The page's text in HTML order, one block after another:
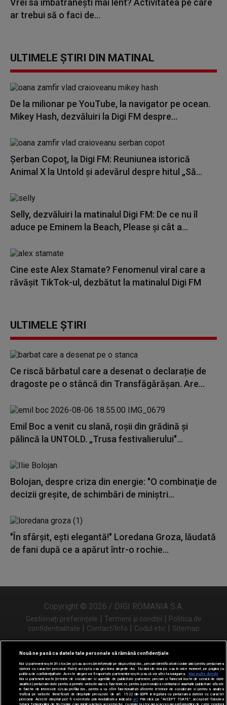
Vrei să îmbătrânești mai lent? Activitatea pe care
ar trebui să o faci de...
ULTIMELE ȘTIRI DIN MATINAL
De la milionar pe YouTube, la navigator pe ocean.
Mikey Hash, dezvăluiri la Digi FM despre...
Șerban Copoț, la Digi FM: Reuniunea istorică
Animal X la Untold și adevărul despre hitul „Să...
Selly, dezvăluiri la matinalul Digi FM: De ce nu îl
aduce pe Eminem la Beach, Please și cât a...
Cine este Alex Stamate? Fenomenul viral care a
răvășit TikTok-ul, dezbătut la matinalul Digi FM
ULTIMELE ȘTIRI
Ce riscă bărbatul care a desenat o declarație de
dragoste pe o stâncă din Transfăgărășan. Are...
Emil Boc a venit cu slană, roșii din grădină și
pălincă la UNTOLD. „Trusa festivalierului"...
Bolojan, despre criza din energie: "O combinaţie de
decizii greşite, de schimbări de miniştri...
"În sfârșit, ești elegantă!" Loredana Groza, lăudată
de fani după ce a apărut într-o rochie...
Copyright © 2026 / DIGI ROMANIA S.A.
Gestionați preferințele | Termeni și condiții | Politica de
confidențialitate | Contact/Info | Codul etic | Sitemap
Urmărește-ne și pe
Nouă ne pasă ca datele tale personale să rămână confidențiale
Noi și partenerii noștri31 stocăm și/sau accesăm informații pe dispozitivul dvs., precum identificatorii cookie unici pentru prelucrarea
datelor cu caracter personal. Puteți accepta sau gestiona alegerile dvs. făcând clic mai jos sau în orice moment, pe pagina cu
politica de confidențialitate. Aceste alegeri vor fi raportate partenerilor noștri și nu vă vor afecta navigarea.
Mai multe detalii
Noi si partenerii nostri (retelele de socializare si agentiile de publicitate partenere, precum si furnizorii nostri de servicii de date
analitice) prelucram date pentru a permite website-ului sa functioneze, pentru a personaliza continutul si anunturile publicitare afisate
in functie de interesele si/sau profilul dvs., pentru a va oferi functionalitati aferente retelelor de socializare si pentru a analiza
traficul pe website. Beneficiati de drepturile prevazute de art. 15-22 din GDPR in legatura cu prelucrarea datelor cu caracter
personal. Aceste drepturi pot fi exercitate prin modalitatea indicata aici. Prin click pe “ACCEPT TOATE”, acceptati folosirea